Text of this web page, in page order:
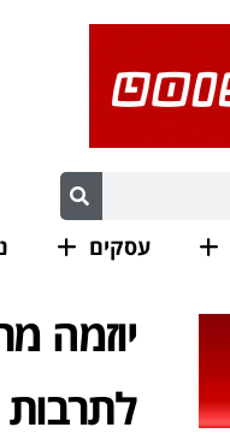
עסקים
יוזמה
לתרבות